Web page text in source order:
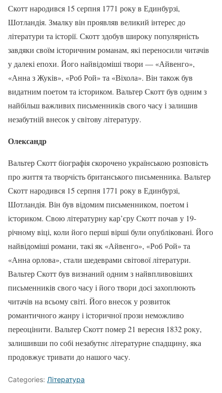
Скотт народився 15 серпня 1771 року в Единбурзі,
Шотландія. Змалку він проявляв великий інтерес до
літератури та історії. Скотт здобув широку популярність
завдяки своїм історичним романам, які переносили читачів
у далекі епохи. Його найвідоміші твори — «Айвенго»,
«Анна з Жуків», «Роб Рой» та «Віхола». Він також був
видатним поетом та істориком. Вальтер Скотт був одним з
найбільш важливих письменників свого часу і залишив
незабутній внесок у світову літературу.
Олександр
Вальтер Скотт біографія скорочено українською розповість
про життя та творчість британського письменника. Вальтер
Скотт народився 15 серпня 1771 року в Единбурзі,
Шотландія. Він був відомим письменником, поетом і
істориком. Свою літературну кар’єру Скотт почав у 19-
річному віці, коли його перші вірші були опубліковані. Його
найвідоміші романи, такі як «Айвенго», «Роб Рой» та
«Анна орлова», стали шедеврами світової літератури.
Вальтер Скотт був визнаний одним з найвпливовіших
письменників свого часу і його твори досі захоплюють
читачів на всьому світі. Його внесок у розвиток
романтичного жанру і історичної прози неможливо
переоцінити. Вальтер Скотт помер 21 вересня 1832 року,
залишивши по собі незабутнє літературне спадщину, яка
продовжує тривати до нашого часу.
Categories: Література